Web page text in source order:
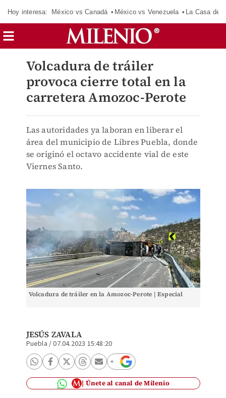
Hoy interesa: México vs Canadá México vs Venezuela La Casa de
Volcadura de tráiler
provoca cierre total en la
carretera Amozoc-Perote
Las autoridades ya laboran en liberar el
área del municipio de Libres Puebla, donde
se originó el octavo accidente vial de este
Viernes Santo.
Volcadura de tráiler en la Amozoc-Perote | Especial
JESÚS ZAVALA
Puebla /07.04.2023 15:48:20
Únete al canal de Milenio